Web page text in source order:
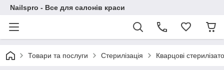
Nailspro - Все для салонів краси
Товари та послуги Стерилізація Кварцові